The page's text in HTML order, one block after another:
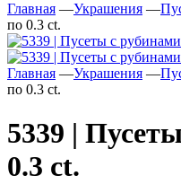
Главная —Украшения —
по 0.3 ct.
Главная —Украшения —
по 0.3 ct.
5339 |
0.3 ct.